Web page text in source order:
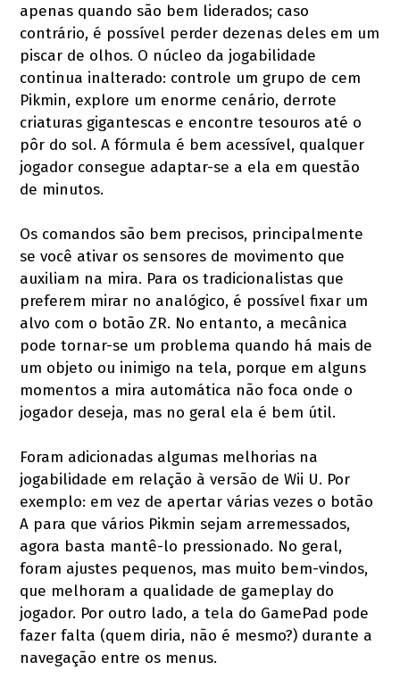
apenas quando são bem liderados; caso
contrário, é possível perder dezenas deles em um
piscar de olhos. O núcleo da jogabilidade
continua inalterado: controle um grupo de cem
Pikmin, explore um enorme cenário, derrote
criaturas gigantescas e encontre tesouros até o
pôr do sol. A fórmula é bem acessível, qualquer
jogador consegue adaptar-se a ela em questão
de minutos.
Os comandos são bem precisos, principalmente
se você ativar os sensores de movimento que
auxiliam na mira. Para os tradicionalistas que
preferem mirar no analógico, é possível fixar um
alvo com o botão ZR. No entanto, a mecânica
pode tornar-se um problema quando há mais de
um objeto ou inimigo na tela, porque em alguns
momentos a mira automática não foca onde o
jogador deseja, mas no geral ela é bem útil.
Foram adicionadas algumas melhorias na
jogabilidade em relação à versão de Wii U. Por
exemplo: em vez de apertar várias vezes o botão
A para que vários Pikmin sejam arremessados,
agora basta mantê-lo pressionado. No geral,
foram ajustes pequenos, mas muito bem-vindos,
que melhoram a qualidade de gameplay do
jogador. Por outro lado, a tela do GamePad pode
fazer falta (quem diria, não é mesmo?) durante a
navegação entre os menus.